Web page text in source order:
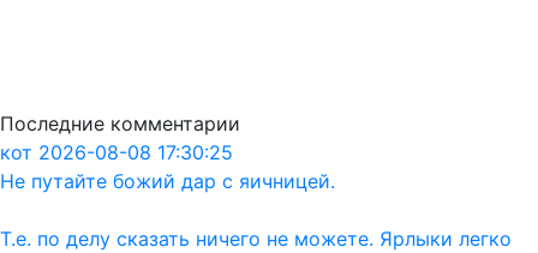
Последние комментарии
кот 2026-08-08 17:30:25
Не путайте божий дар с яичницей.
Т.е. по делу сказать ничего не можете. Ярлыки легко